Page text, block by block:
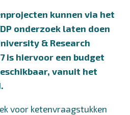
kunnen via het
onderzoek laten doen
& Research
is hiervoor een budget
vanuit het
voor ketenvraagstukken